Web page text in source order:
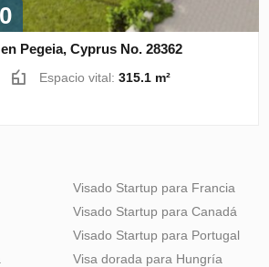
Pegeia, Cyprus No. 28362
Espacio vital:315.1 m²
Visado Startup para Francia
Visado Startup para Canadá
Visado Startup para Portugal
Visa dorada para Hungría